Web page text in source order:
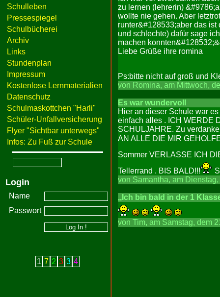
Schulleben
Pressespiegel
Schulbücherei
Archiv
Links
Stundenplan
Impressum
Kostenlose Lernmaterialien
Datenschutz
Schulmaskottchen "Harli"
Schüler-Unfallversicherung
Flyer "Sichtbar unterwegs"
Infos: Zu Fuß zur Schule
Login
Name
Passwort
1 7 2 3 3 4
zu lernen (lehrerin)
wollte nie gehen. Aber
runter&#128533;aber das
und schlechte) dafür sage
machen
Liebe Grüße ihre romina
Ps:bitte nicht auf groß und
von Romina, am Mittwoch,
Es war wundervoll
Hier an dieser Schule war
einfach alles . ICH WERDE
SCHULJAHRE. Zu
AN ALLE DIE MIR
Sommer VERLASSE ICH
Tellerrand . BIS BALD!!!
von Samantha, am
,,Ich bin bald in der 1
von Tim, am Samstag, dem